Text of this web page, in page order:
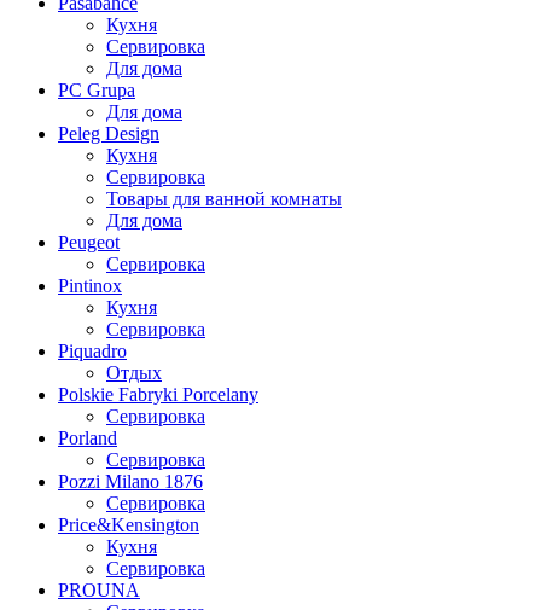
Кухня
Сервировка
Для дома
PC Grupa
Для дома
Peleg Design
Кухня
Сервировка
Товары для ванной комнаты
Для дома
Peugeot
Сервировка
Pintinox
Кухня
Сервировка
Piquadro
Отдых
Polskie Fabryki Porcelany
Сервировка
Porland
Сервировка
Pozzi Milano 1876
Сервировка
Price&Kensington
Кухня
Сервировка
PROUNA